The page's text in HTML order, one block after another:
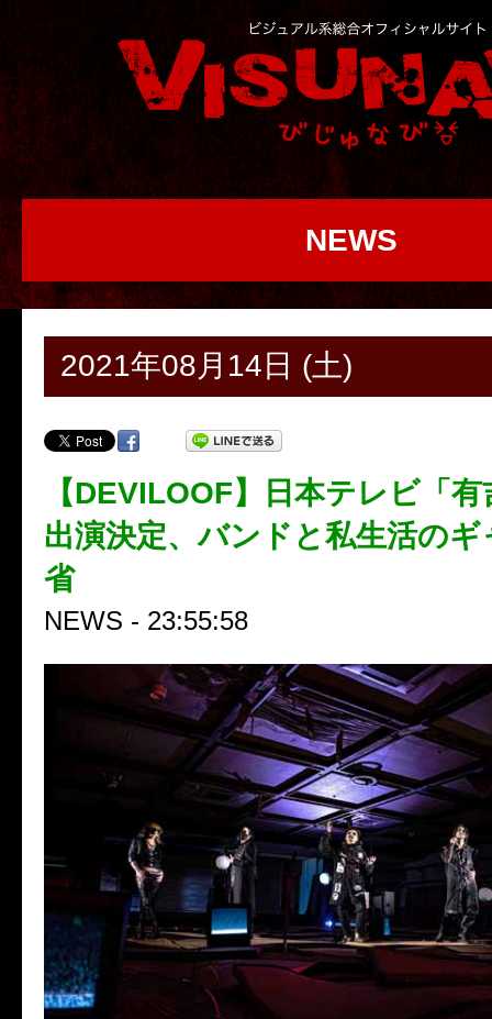
NEWS
2021年08月14日 (土)
【DEVILOOF】日本テレビ「
出演決定、バンドと私生活の
省
NEWS - 23:55:58